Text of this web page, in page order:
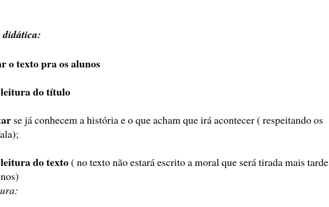
didática:
o texto pra os alunos
leitura do título
se já conhecem a história e o que acham que irá acontecer ( respeitando os
do texto( no texto não estará escrito a moral que será tirada mais tarde